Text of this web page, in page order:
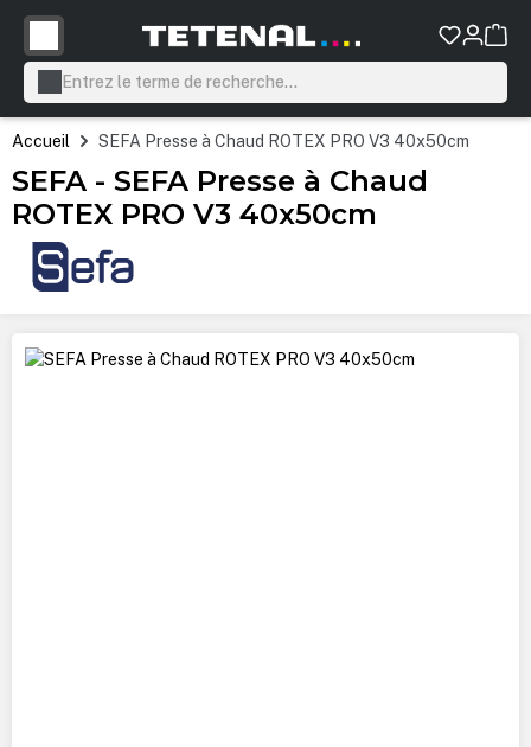
principal
Accueil SEFA Presse à Chaud ROTEX PRO V3 40x50cm
SEFA - SEFA Presse à Chaud
ROTEX PRO V3 40x50cm
Ignorer la galerie d'images